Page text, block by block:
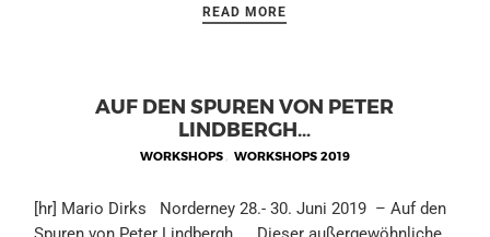
READ MORE
AUF DEN SPUREN VON PETER
LINDBERGH…
WORKSHOPS , WORKSHOPS 2019
[hr] Mario Dirks Norderney 28.- 30. Juni 2019 – Auf den